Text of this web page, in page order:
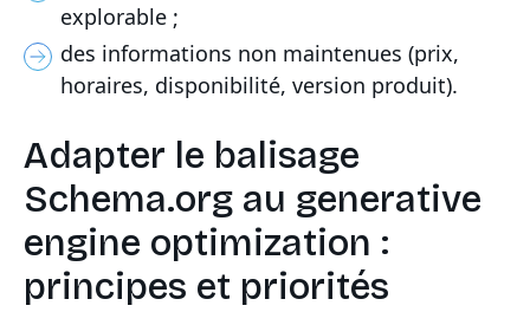
explorable ;
des informations non maintenues (prix,
horaires, disponibilité, version produit).
Adapter le balisage
Schema.org au generative
engine optimization :
principes et priorités